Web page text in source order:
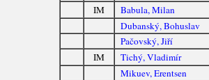
IM Babula, Milan
Dubanský, Bohuslav
Pačovský, Jiří
IM
Tichý, Vladimír
Mikuev, Erentsen